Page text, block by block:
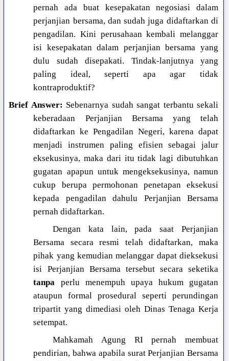
pernah ada buat kesepakatan negosiasi dalam
perjanjian bersama, dan sudah juga didaftarkan di
pengadilan. Kini perusahaan kembali melanggar
isi kesepakatan dalam perjanjian bersama yang
dulu sudah disepakati. Tindak-lanjutnya yang
paling ideal, seperti apa agar tidak
kontraproduktif?
Brief Answer: Sebenarnya sudah sangat terbantu sekali
keberadaan Perjanjian Bersama yang telah
didaftarkan ke Pengadilan Negeri, karena dapat
menjadi instrumen paling efisien sebagai jalur
eksekusinya, maka dari itu tidak lagi dibutuhkan
gugatan apapun untuk mengeksekusinya, namun
cukup berupa permohonan penetapan eksekusi
kepada pengadilan dahulu Perjanjian Bersama
pernah didaftarkan.
Dengan kata lain, pada saat Perjanjian
Bersama secara resmi telah didaftarkan, maka
pihak yang kemudian melanggar dapat dieksekusi
isi Perjanjian Bersama tersebut secara seketika
tanpa perlu menempuh upaya hukum gugatan
ataupun formal prosedural seperti perundingan
tripartit yang dimediasi oleh Dinas Tenaga Kerja
setempat.
Mahkamah Agung RI pernah membuat
pendirian, bahwa apabila surat Perjanjian Bersama